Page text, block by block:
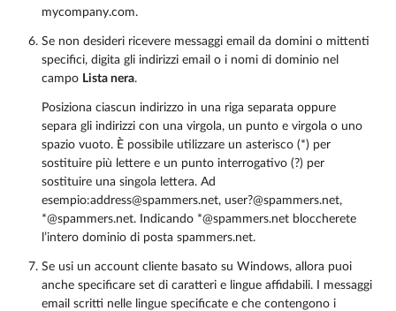
mycompany.com.
Se non desideri ricevere messaggi email da domini o mittenti
specifici, digita gli indirizzi email o i nomi di dominio nel
campo Lista nera.
Posiziona ciascun indirizzo in una riga separata oppure
separa gli indirizzi con una virgola, un punto e virgola o uno
spazio vuoto. È possibile utilizzare un asterisco (*) per
sostituire più lettere e un punto interrogativo (?) per
sostituire una singola lettera. Ad
esempio:address@spammers.net, user?@spammers.net,
*@spammers.net. Indicando *@spammers.net bloccherete
l’intero dominio di posta spammers.net.
Se usi un account cliente basato su Windows, allora puoi
anche specificare set di caratteri e lingue affidabili. I messaggi
email scritti nelle lingue specificate e che contengono i